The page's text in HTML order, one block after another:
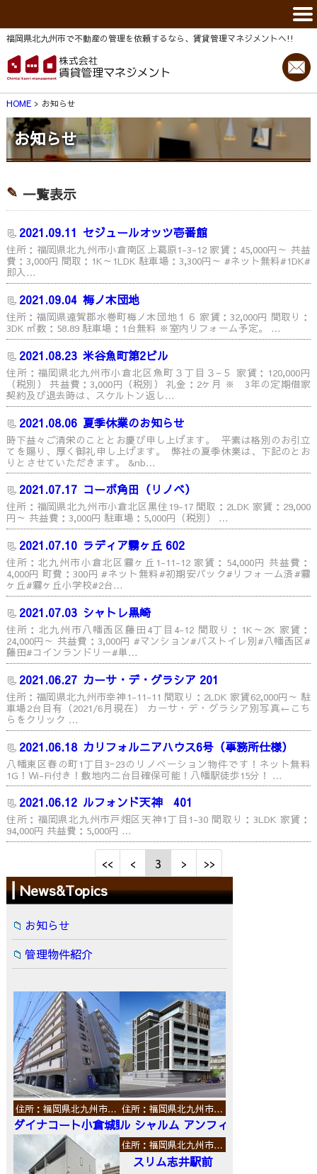
福岡県北九州市で不動産の管理を依頼するなら、賃貸管理マネジメントヘ!!
HOME お知らせ
お知らせ
一覧表示
2021.09.11 セジュールオッツ壱番館
住所：福岡県北九州市小倉南区上葛原1-3-12 家賃：45,000円～ 共益
費：3,000円 間取：1K～1LDK 駐車場：3,300円～ #ネット無料#1DK#
即入…
2021.09.04 梅ノ木団地
住所：福岡県遠賀郡水巻町梅ノ木団地１６ 家賃：32,000円 間取り：
3DK ㎡数：58.89 駐車場：1台無料 ※室内リフォーム予定。 …
2021.08.23 米谷魚町第2ビル
住所：福岡県北九州市小倉北区魚町３丁目３−５ 家賃：120,000円
（税別） 共益費：3,000円（税別） 礼金：2ヶ月 ※ 3年の定期借家
契約及び退去時は、スケルトン返し…
2021.08.06 夏季休業のお知らせ
時下益々ご清栄のこととお慶び申し上げます。 平素は格別のお引立
てを賜り、厚く御礼申し上げます。 弊社の夏季休業は、下記のとお
りとさせていただきます。 &nb…
2021.07.17 コーポ角田（リノベ）
住所：福岡県北九州市小倉北区黒住19-17 間取：2LDK 家賃：29,000
円～ 共益費：3,000円 駐車場：5,000円（税別） …
2021.07.10 ラディア霧ヶ丘 602
住所：北九州市小倉北区霧ヶ丘1-11-12 家賃：54,000円 共益費：
4,000円 町費：300円 #ネット無料#初期安パック#リフォーム済#霧
ヶ丘#霧ヶ丘小学校#2台…
2021.07.03 シャトレ黒崎
住所：北九州市八幡西区藤田4丁目4-12 間取り：1K～2K 家賃：
24,000円～ 共益費：3,000円 #マンション#バストイレ別#八幡西区#
藤田#コインランドリー#単…
2021.06.27 カーサ・デ・グラシア 201
住所：福岡県北九州市幸神1-11-11 間取り：2LDK 家賃62,000円～ 駐
車場2台目有（2021/6月現在） カーサ・デ・グラシア別写真←こち
らをクリック …
2021.06.18 カリフォルニアハウス6号（事務所仕様）
八幡東区春の町1丁目3ｰ23のリノベーション物件です！ネット無料
1G！Wi-Fi付き！敷地内二台目確保可能！八幡駅徒歩15分！ …
2021.06.12 ルフォンド天神 401
住所：福岡県北九州市戸畑区天神1丁目1-30 間取り：3LDK 家賃：
94,000円 共益費：5,000円 …
3
News&Topics
お知らせ
管理物件紹介
住所：福岡県北九州市…
ダイナコート小倉城野
住所：福岡県北九州市…
ル シャルム アンフィニ
住所：福岡県北九州市…
スリム志井駅前